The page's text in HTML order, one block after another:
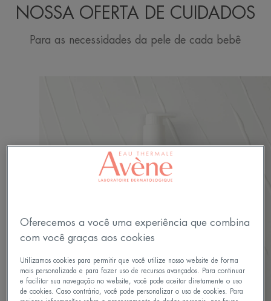
NOSSA OFERTA DE CUIDADOS
Para as necessidades da pele de cada bebê
Oferecemos a você uma experiência que combina
com você graças aos cookies
Utilizamos cookies para permitir que você utilize nosso website de forma
mais personalizada e para fazer uso de recursos avançados. Para continuar
e facilitar sua navegação no website, você pode aceitar diretamente o uso
de cookies. Caso contrário, você pode personalizar o uso de cookies. Para